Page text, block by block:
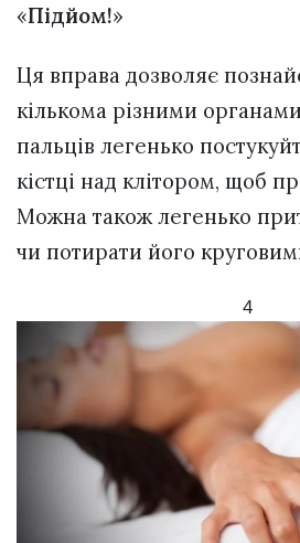
«Підйом!»
Ця вправа дозволяє
кількома різними
пальців легенько
кістці над клітором, щоб
Можна також легенько
чи потирати його
4